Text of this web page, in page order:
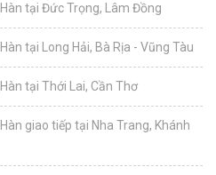
tại Đức Trọng, Lâm Đồng
tại Long Hải, Bà Rịa - Vũng Tàu
tại Thới Lai, Cần Thơ
giao tiếp tại Nha Trang, Khánh